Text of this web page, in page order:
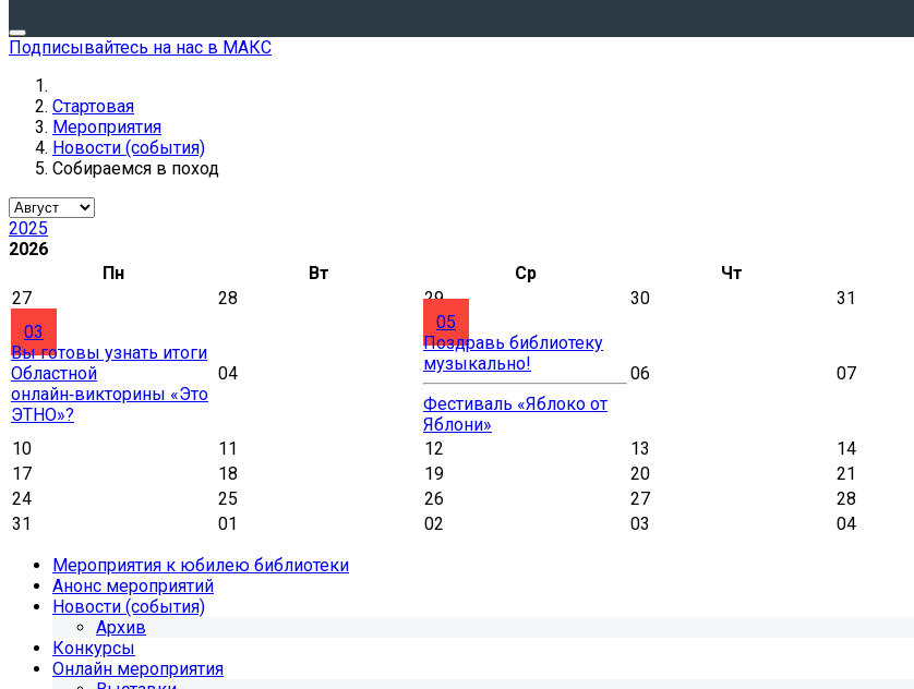
Подписывайтесь на нас в МАКС
Стартовая
Мероприятия
Новости (события)
Собираемся в поход
2025
2026
Пн
Вт Ср Чт
27
28 29 30 31
03
Вы готовы узнать итоги
Областной
онлайн‑викторины «Это
ЭТНО»?
04
05
Поздравь библиотеку
музыкально!
Фестиваль «Яблоко от
Яблони»
06 07
10 11 12 13 14
17
18 19 20 21
24
25 26 27 28
31
01 02 03 04
Мероприятия к юбилею библиотеки
Анонс мероприятий
Новости (события)
Архив
Конкурсы
Онлайн мероприятия